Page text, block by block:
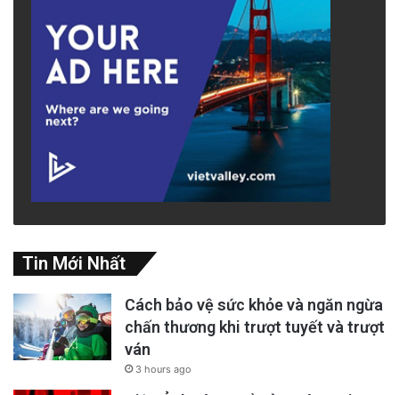
Tin Mới Nhất
Cách bảo vệ sức khỏe và ngăn ngừa
chấn thương khi trượt tuyết và trượt
ván
3 hours ago